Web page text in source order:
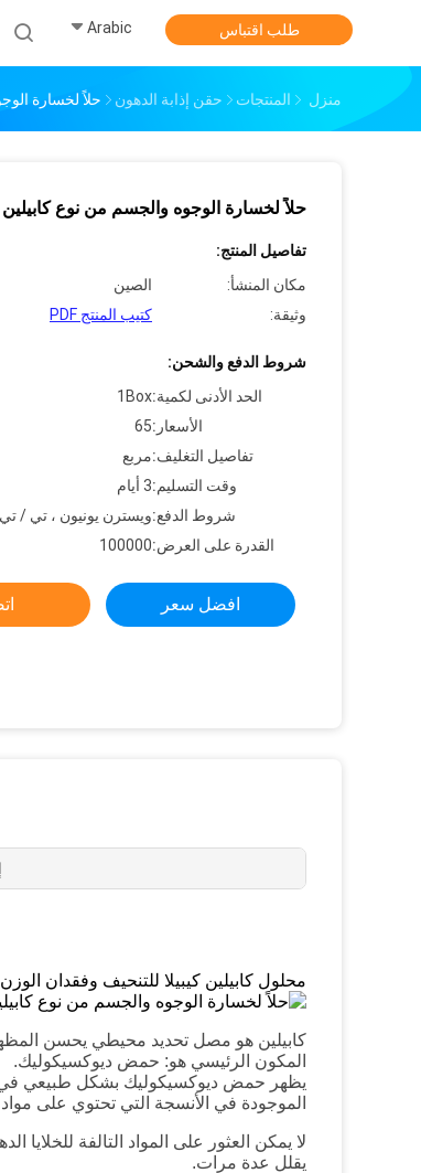
Arabic طلب اقتباس
منزل المنتجات حقن إذابة الدهون حلاً لخسارة
حلاً لخسارة الوجوه والجسم من نوع كابيلين
تفاصيل المنتج:
مكان المنشأ:
الصين
وثيقة:
كتيب المنتج PDF
شروط الدفع والشحن:
الحد الأدنى لكمية:1Box
الأسعار:65
تفاصيل التغليف:مربع
وقت التسليم:3 أيام
شروط الدفع:ويسترن يونيون ، تي /
القدرة على العرض:100000
افضل سعر
محلول كابيلين كيبيلا للتنحيف وفقدان الوزن
كابيلين هو مصل تحديد محيطي يحسن
المكون الرئيسي هو: حمض ديوكسيكوليك.
يظهر حمض ديوكسيكوليك بشكل طبيعي في
الموجودة في الأنسجة التي تحتوي على
لا يمكن العثور على المواد التالفة
يقلل عدة مرات.